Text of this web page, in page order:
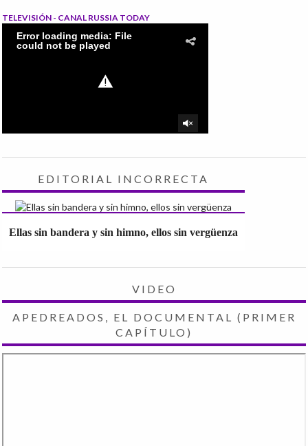
TELEVISIÓN - CANAL RUSSIA TODAY
EDITORIAL INCORRECTA
Ellas sin bandera y sin himno, ellos sin vergüenza
VIDEO
APEDREADOS, EL DOCUMENTAL (PRIMER
CAPÍTULO)